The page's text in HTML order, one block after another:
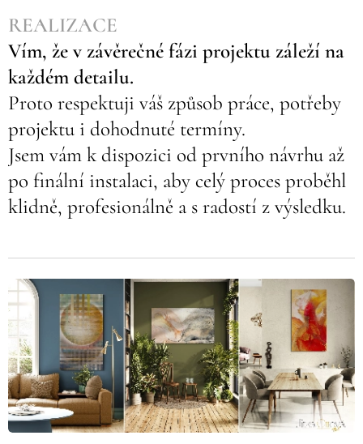
REALIZACE
Vím, že v závěrečné fázi projektu záleží na
každém detailu.
Proto respektuji váš způsob práce, potřeby
projektu i dohodnuté termíny.
Jsem vám k dispozici od prvního návrhu až
po finální instalaci, aby celý proces proběhl
klidně, profesionálně a s radostí z výsledku.